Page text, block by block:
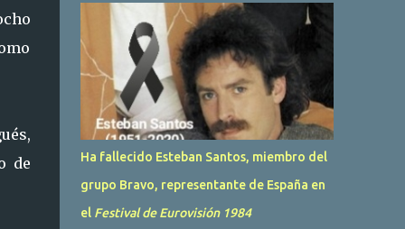
de
Ha fallecido Esteban Santos, miembro del
grupo Bravo, representante de España en
el Festival de Eurovisión 1984